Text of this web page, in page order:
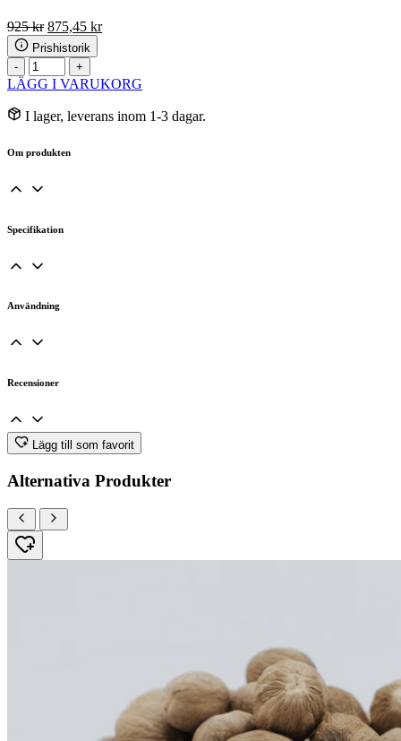
925kr Det
ursprungliga
priset
var:
925 kr.
875,45 krDet
875,45 kr.
Prishistorik
-
Macadamianötter
RAW&EKO
mängd
+
LÄGG I VARUKORG
I lager, leverans inom 1-3 dagar.
Om produkten
Specifikation
Användning
Recensioner
Lägg till som favorit
Alternativa Produkter